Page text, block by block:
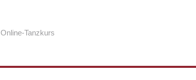
Online-Tanzkurs